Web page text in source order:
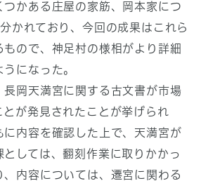
つかある庄屋の家筋、岡本家につ
かれており、今回の成果はこれら
もので、神足村の様相がより詳細
になった。
長岡天満宮に関する古文書が市場
が発見されたことが挙げられ
に内容を確認した上で、天満宮が
としては、翻刻作業に取りかかっ
、内容については、遷宮に関わる